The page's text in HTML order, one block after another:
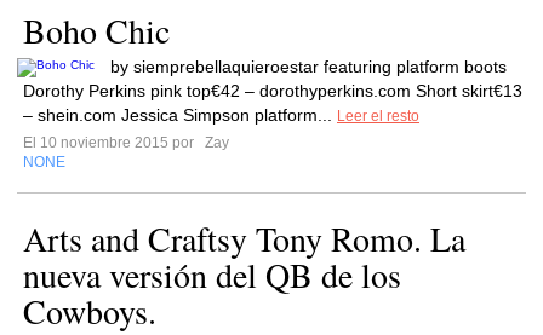
Boho Chic
by siemprebellaquieroestar featuring platform boots
Dorothy Perkins pink top€42 – dorothyperkins.com Short skirt€13
– shein.com Jessica Simpson platform...
Leer el resto
El 10 noviembre 2015 por
Zay
NONE
Arts and Craftsy Tony Romo. La
nueva versión del QB de los
Cowboys.